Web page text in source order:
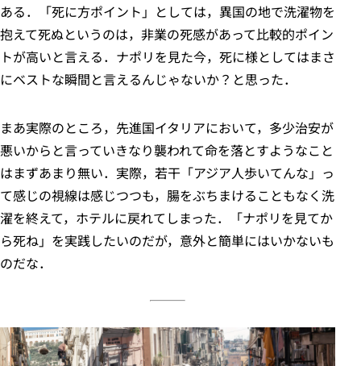
ある．「死に方ポイント」としては，異国の地で洗濯物を
抱えて死ぬというのは，非業の死感があって比較的ポイン
トが高いと言える．ナポリを見た今，死に様としてはまさ
にベストな瞬間と言えるんじゃないか？と思った．
まあ実際のところ，先進国イタリアにおいて，多少治安が
悪いからと言っていきなり襲われて命を落とすようなこと
はまずあまり無い．実際，若干「アジア人歩いてんな」っ
て感じの視線は感じつつも，腸をぶちまけることもなく洗
濯を終えて，ホテルに戻れてしまった．「ナポリを見てか
ら死ね」を実践したいのだが，意外と簡単にはいかないも
のだな．